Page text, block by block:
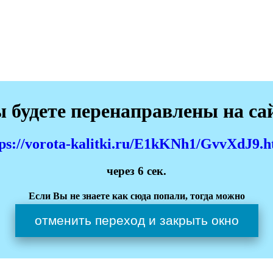
перенаправлены на
vorota-kalitki.ru/E1kKNh1/
через 6 сек.
Если Вы не знаете как сюда попали, тогда можно
отменить переход и закрыть окно